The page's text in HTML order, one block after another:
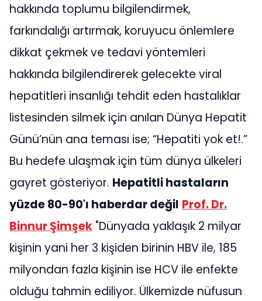
hakkında toplumu bilgilendirmek,
farkındalığı artırmak, koruyucu önlemlere
dikkat çekmek ve tedavi yöntemleri
hakkında bilgilendirerek gelecekte viral
hepatitleri insanlığı tehdit eden hastalıklar
listesinden silmek için anılan Dünya Hepatit
Günü’nün ana teması ise; “Hepatiti yok et!.”
Bu hedefe ulaşmak için tüm dünya ülkeleri
gayret gösteriyor. Hepatitli hastaların
yüzde 80-90'ı haberdar değil Prof. Dr.
Binnur Şimşek "Dünyada yaklaşık 2 milyar
kişinin yani her 3 kişiden birinin HBV ile, 185
milyondan fazla kişinin ise HCV ile enfekte
olduğu tahmin ediliyor. Ülkemizde nüfusun